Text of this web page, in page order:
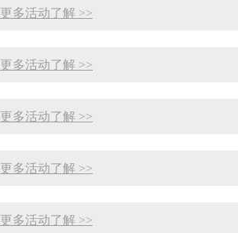
更多活动了解 >>
更多活动了解 >>
更多活动了解 >>
更多活动了解 >>
更多活动了解 >>